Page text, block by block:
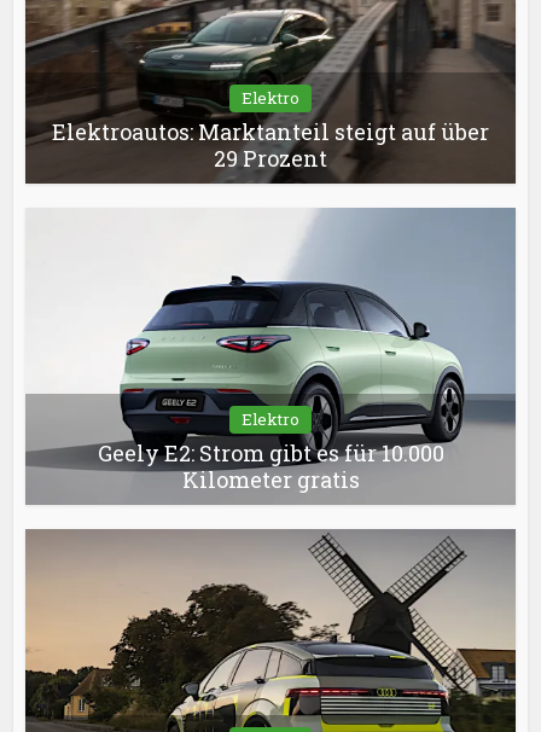
Elektro
Elektroautos: Marktanteil steigt auf über
29 Prozent
Elektro
Geely E2: Strom gibt es für 10.000
Kilometer gratis